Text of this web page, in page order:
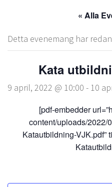
« Alla
Detta evenemang har
Kata
9 april, 2022 @ 10:00 - 10
[pdf-embedder
content/uploads/2022/
Katautbildning-VJK.pdf”